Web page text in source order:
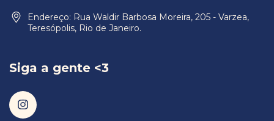
Endereço: Rua Waldir Barbosa Moreira, 205 - Varzea,
Teresópolis, Rio de Janeiro.
Siga a gente <3